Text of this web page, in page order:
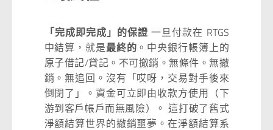
「完成即完成」的保證 一旦付款在 RTGS
中結算，就是最終的 。中央銀行帳簿上的
原子借記/貸記。不可撤銷。無條件。無撤
銷。無追回。沒有「哎呀，交易對手後來
倒閉了」。資金可立即由收款方使用（下
游到客戶帳戶而無風險）。 這打破了舊式
淨額結算世界的撤銷噩夢。在淨額結算系